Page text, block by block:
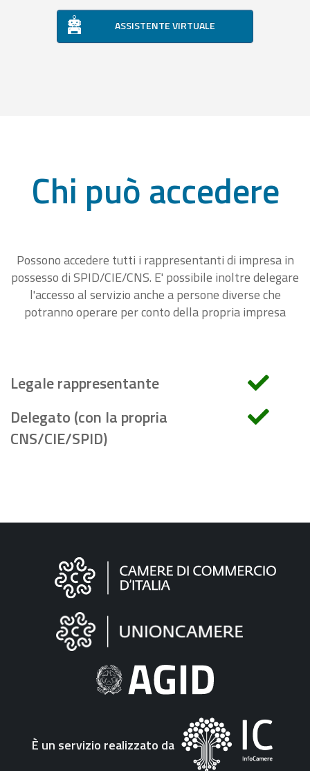
ASSISTENTE VIRTUALE
Chi può accedere
Possono accedere tutti i rappresentanti di impresa in
possesso di SPID/CIE/CNS. E' possibile inoltre delegare
l'accesso al servizio anche a persone diverse che
potranno operare per conto della propria impresa
Legale rappresentante
Delegato (con la propria
CNS/CIE/SPID)
Informazioni
"Fattura
Elettronica"
È un servizio realizzato da